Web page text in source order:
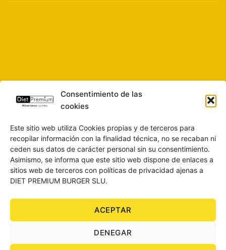
Consentimiento de las
cookies
Este sitio web utiliza Cookies propias y de terceros para
recopilar información con la finalidad técnica, no se recaban ni
ceden sus datos de carácter personal sin su consentimiento.
Asimismo, se informa que este sitio web dispone de enlaces a
sitios web de terceros con políticas de privacidad ajenas a
DIET PREMIUM BURGER SLU.
ACEPTAR
DENEGAR
CONTACTO
POLÍTICA DE PRIVACIDAD
CONDICIONES DE COMPRA
POLÍTICA DE COOKIES